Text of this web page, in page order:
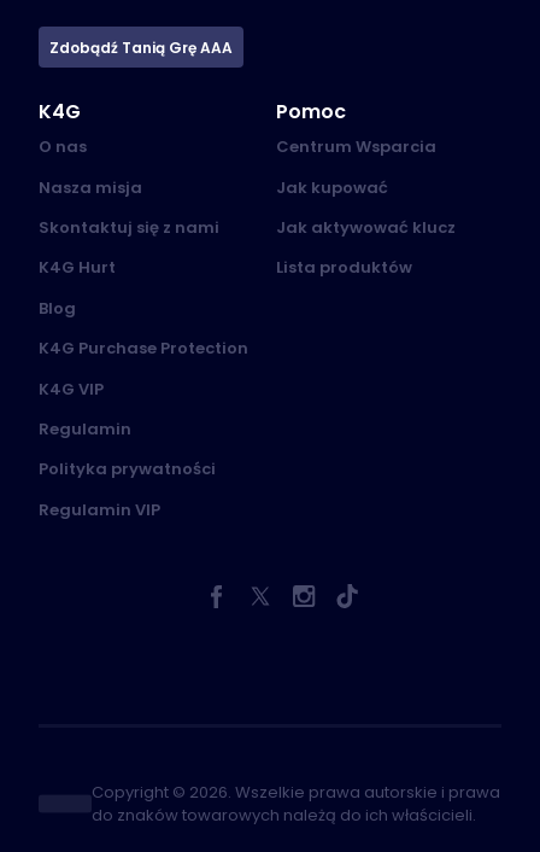
Zdobądź Tanią Grę AAA
K4G
O nas
Nasza misja
Skontaktuj się z nami
K4G Hurt
Blog
K4G Purchase Protection
K4G VIP
Regulamin
Polityka prywatności
Regulamin VIP
Pomoc
Centrum Wsparcia
Jak kupować
Jak aktywować klucz
Lista produktów
Copyright © 2026. Wszelkie prawa autorskie i prawa
do znaków towarowych należą do ich właścicieli.